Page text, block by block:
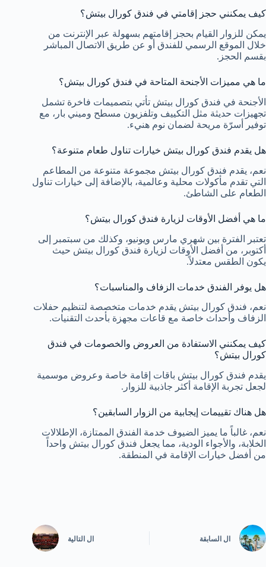
كيف يمكنني حجز إقامتي في فندق كورال بيتش؟
يمكن للزوار القيام بحجز إقامتهم بسهولة عبر الإنترنت من
خلال الموقع الرسمي للفندق أو عن طريق الاتصال المباشر
بقسم الحجز.
ما هي مميزات الأجنحة المتاحة في فندق كورال بيتش؟
الأجنحة في فندق كورال بيتش تأتي بتصميمات فاخرة تشمل
تجهيزات حديثة مثل التكييف وتلفزيون مسطح وميني بار، مع
توفير أسرّة مريحة لضمان نوم هنيء.
هل يقدم فندق كورال بيتش خيارات تناول طعام متنوعة؟
نعم، يقدم فندق كورال بيتش مجموعة متنوعة من المطاعم
التي تقدم مأكولات محلية وعالمية، بالإضافة إلى خيارات تناول
الطعام على الشاطئ.
ما هي أفضل الأوقات لزيارة فندق كورال بيتش؟
تعتبر الفترة بين شهري مارس ويونيو، وكذلك من سبتمبر إلى
أكتوبر، من أفضل الأوقات لزيارة فندق كورال بيتش حيث
يكون الطقس معتدلاً.
هل يوفر الفندق خدمات الزفاف والمناسبات؟
نعم، فندق كورال بيتش يقدم خدمات متخصصة لتنظيم حفلات
الزفاف وأحداث خاصة مع قاعات مجهزة بأحدث التقنيات.
كيف يمكنني الاستفادة من العروض والخصومات في فندق
كورال بيتش؟
يقدم فندق كورال بيتش باقات إقامة خاصة وعروض موسمية
لجعل تجربة الإقامة أكثر جاذبية للزوار.
هل هناك تقييمات إيجابية من الزوار السابقين؟
نعم، غالباً ما يميز الضيوف خدمة الفندق الممتازة، الإطلالات
الخلابة، والأجواء الودية، مما يجعل فندق كورال بيتش واحداً
من أفضل خيارات الإقامة في المنطقة.
ال السابقة ال التالية